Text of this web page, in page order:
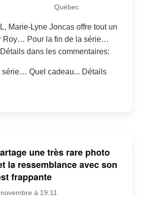
Québec
Marie-Lyne Joncas offre tout un
Roy… Pour la fin de la série…
dans les commentaires:
série… Quel cadeau... Détails
une très rare photo
la ressemblance avec son
frappante
à 19:11